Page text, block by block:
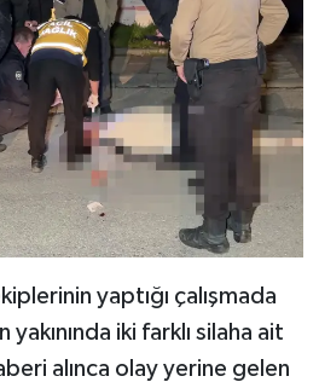
yaptığı çalışmada
yakınında iki farklı silaha ait
alınca olay yerine gelen